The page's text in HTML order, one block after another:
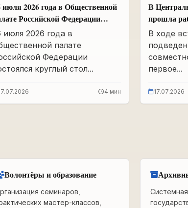
июля 2026 года в Общественной
Российской Федерации
круглый стол
памяти о Героях
самопожертвования и
июля 2026 года в
палате
Федерации
круглый стол...
4 мин
В
прошла
России» в
В ходе
первое...
17.07.2026
Волонтёры и образование
семинаров,
мастер-классов,